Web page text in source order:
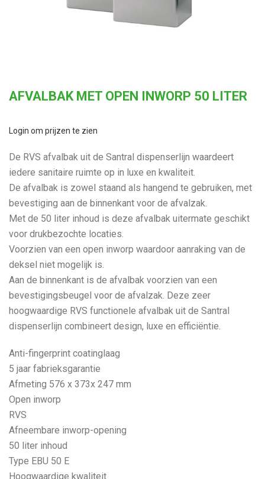
AFVALBAK MET OPEN INWORP 50 LITER
Login om prijzen te zien
De RVS afvalbak uit de Santral dispenserlijn waardeert
iedere sanitaire ruimte op in luxe en kwaliteit.
De afvalbak is zowel staand als hangend te gebruiken, met
bevestiging aan de binnenkant voor de afvalzak.
Met de 50 liter inhoud is deze afvalbak uitermate geschikt
voor drukbezochte locaties.
Voorzien van een open inworp waardoor aanraking van de
deksel niet mogelijk is.
Aan de binnenkant is de afvalbak voorzien van een
bevestigingsbeugel voor de afvalzak. Deze zeer
hoogwaardige RVS functionele afvalbak uit de Santral
dispenserlijn combineert design, luxe en efficiëntie.
Anti-fingerprint coatinglaag
5 jaar fabrieksgarantie
Afmeting 576 x 373x 247 mm
Open inworp
RVS
Afneembare inworp-opening
50 liter inhoud
Type EBU 50 E
Hoogwaardige kwaliteit